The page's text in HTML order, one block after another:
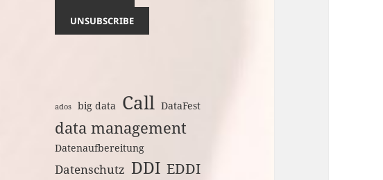
ados big data Call DataFest
data management
Datenaufbereitung
Datenschutz DDI EDDI